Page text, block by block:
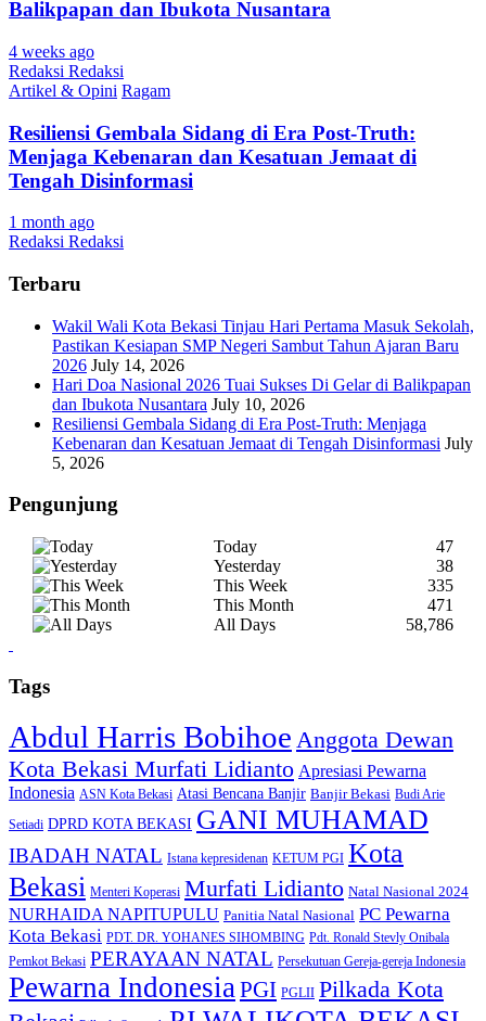
Balikpapan dan Ibukota Nusantara
4 weeks ago
Redaksi Redaksi
Artikel & Opini Ragam
Resiliensi Gembala Sidang di Era Post-Truth:
Menjaga Kebenaran dan Kesatuan Jemaat di
Tengah Disinformasi
1 month ago
Redaksi Redaksi
Terbaru
Wakil Wali Kota Bekasi Tinjau Hari Pertama Masuk Sekolah,
Pastikan Kesiapan SMP Negeri Sambut Tahun Ajaran Baru
2026 July 14, 2026
Hari Doa Nasional 2026 Tuai Sukses Di Gelar di Balikpapan
dan Ibukota Nusantara July 10, 2026
Resiliensi Gembala Sidang di Era Post-Truth: Menjaga
Kebenaran dan Kesatuan Jemaat di Tengah Disinformasi July
5, 2026
Pengunjung
Today
47
Yesterday
38
This Week
335
This Month
471
All Days
58,786
Tags
Abdul Harris Bobihoe Anggota Dewan
Kota Bekasi Murfati Lidianto Apresiasi Pewarna
Indonesia ASN Kota Bekasi Atasi Bencana Banjir Banjir Bekasi Budi Arie
Setiadi DPRD KOTA BEKASI GANI MUHAMAD
IBADAH NATAL Istana kepresidenan KETUM PGI Kota
Bekasi Menteri Koperasi Murfati Lidianto Natal Nasional 2024
NURHAIDA NAPITUPULU Panitia Natal Nasional PC Pewarna
Kota Bekasi PDT. DR. YOHANES SIHOMBING Pdt. Ronald Stevly Onibala
Pemkot Bekasi PERAYAAN NATAL Persekutuan Gereja-gereja Indonesia
Pewarna Indonesia PGI PGLII Pilkada Kota